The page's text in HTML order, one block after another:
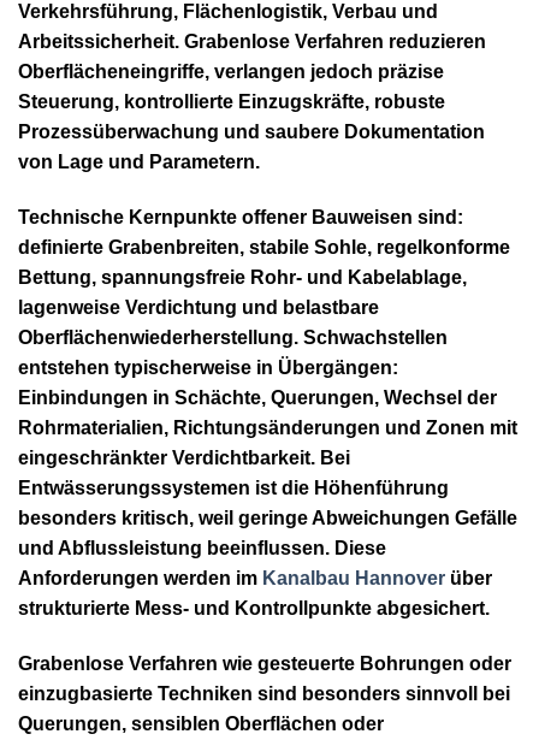
Verkehrsführung, Flächenlogistik, Verbau und
Arbeitssicherheit. Grabenlose Verfahren reduzieren
Oberflächeneingriffe, verlangen jedoch präzise
Steuerung, kontrollierte Einzugskräfte, robuste
Prozessüberwachung und saubere Dokumentation
von Lage und Parametern.
Technische Kernpunkte offener Bauweisen sind:
definierte Grabenbreiten, stabile Sohle, regelkonforme
Bettung, spannungsfreie Rohr- und Kabelablage,
lagenweise Verdichtung und belastbare
Oberflächenwiederherstellung. Schwachstellen
entstehen typischerweise in Übergängen:
Einbindungen in Schächte, Querungen, Wechsel der
Rohrmaterialien, Richtungsänderungen und Zonen mit
eingeschränkter Verdichtbarkeit. Bei
Entwässerungssystemen ist die Höhenführung
besonders kritisch, weil geringe Abweichungen Gefälle
und Abflussleistung beeinflussen. Diese
Anforderungen werden im Kanalbau Hannover über
strukturierte Mess- und Kontrollpunkte abgesichert.
Grabenlose Verfahren wie gesteuerte Bohrungen oder
einzugbasierte Techniken sind besonders sinnvoll bei
Querungen, sensiblen Oberflächen oder